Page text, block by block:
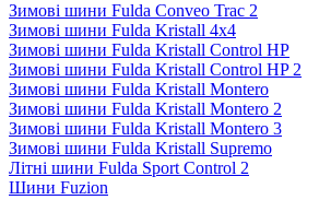
Зимові шини Fulda Conveo Trac 2
Зимові шини Fulda Kristall 4x4
Зимові шини Fulda Kristall Control HP
Зимові шини Fulda Kristall Control HP 2
Зимові шини Fulda Kristall Montero
Зимові шини Fulda Kristall Montero 2
Зимові шини Fulda Kristall Montero 3
Зимові шини Fulda Kristall Supremo
Літні шини Fulda Sport Control 2
Шини Fuzion